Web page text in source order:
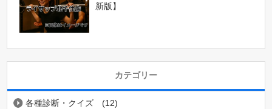
新版】
カテゴリー
各種診断・クイズ (12)